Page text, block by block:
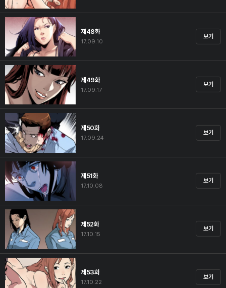
제48화
17.09.10
보기
제49화
17.09.17
보기
제50화
17.09.24
보기
제51화
17.10.08
보기
제52화
17.10.15
보기
제53화
17.10.22
보기